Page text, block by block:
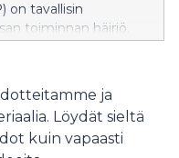
on tavallisin
toiminnan häiriö.
vahvasti
ja
avaavat
ja raskauteen
ja
Löydät sieltä
kuin vapaasti